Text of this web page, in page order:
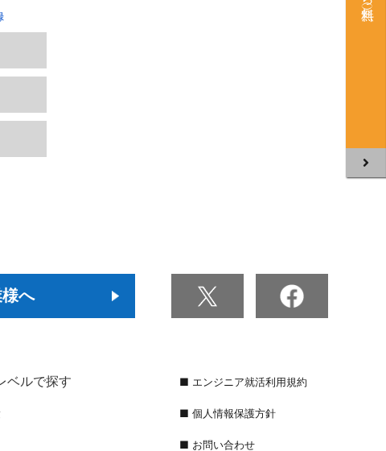
へ
ベルで探す ■ エンジニア就活利用規約
■ 個人情報保護方針
■ お問い合わせ